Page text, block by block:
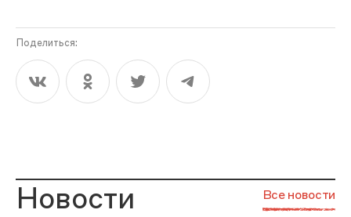
Поделиться:
Новости Все новости